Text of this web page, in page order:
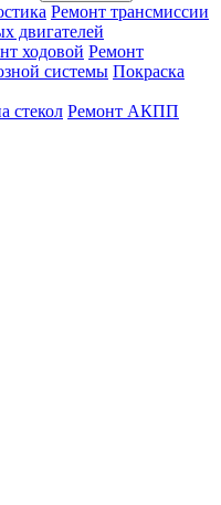
Ремонт трансмиссии
двигателей
ходовой Ремонт
системы Покраска
стекол Ремонт АКПП